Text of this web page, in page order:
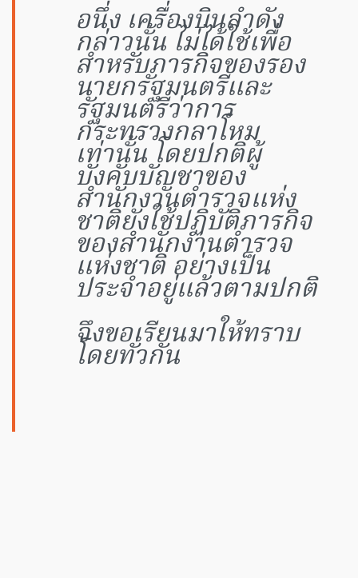
อนึ่ง เครื่องบินลำดัง
กล่าวนั้น ไม่ได้ใช้เพื่อ
สำหรับภารกิจของรอง
นายกรัฐมนตรีและ
รัฐมนตรีว่าการ
กระทรวงกลาโหม
เท่านั้น โดยปกติผู้
บังคับบัญชาของ
สำนักงานตำรวจแห่ง
ชาติยังใช้ปฏิบัติภารกิจ
ของสำนักงานตำรวจ
แห่งชาติ อย่างเป็น
ประจำอยู่แล้วตามปกติ
จึงขอเรียนมาให้ทราบ
โดยทั่วกัน